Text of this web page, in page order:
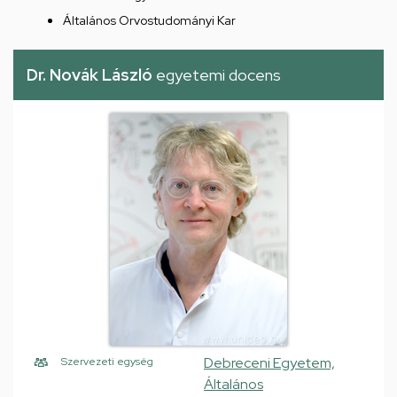
Általános Orvostudományi Kar
Dr. Novák László egyetemi docens
Szervezeti egység
Debreceni Egyetem,
Általános